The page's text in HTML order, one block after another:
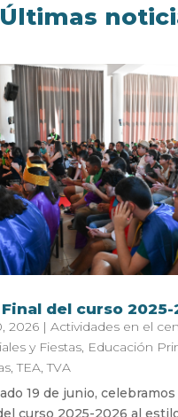
Últimas
Final del curso 2025-
2026| Actividades en el
y Fiestas, Educación
,TEA,TVA
19 de junio, celebramos
curso 2025-2026 al